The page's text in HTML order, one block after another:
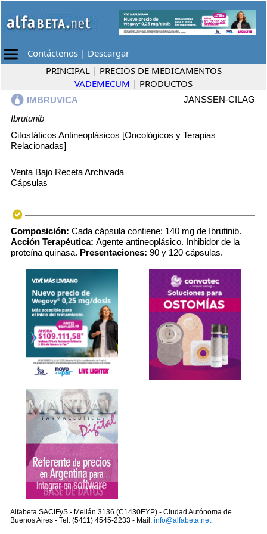
Contáctenos | Descargar
PRINCIPAL | PRECIOS DE MEDICAMENTOS
VADEMECUM | PRODUCTOS
IMBRUVICA
JANSSEN-CILAG
Ibrutunib
Citostáticos Antineoplásicos [Oncológicos y Terapias
Relacionadas]
Venta Bajo Receta Archivada
Cápsulas
Composición: Cada cápsula contiene: 140 mg de Ibrutinib.
Acción Terapéutica: Agente antineoplásico. Inhibidor de la
proteína quinasa. Presentaciones: 90 y 120 cápsulas.
Alfabeta SACIFyS - Melián 3136 (C1430EYP) - Ciudad Autónoma de
Buenos Aires - Tel: (5411) 4545-2233 - Mail: info@alfabeta.net